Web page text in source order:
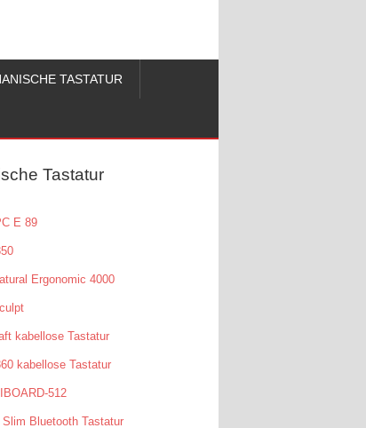
TASTATUR
Tastatur
E 89
Ergonomic 4000
kabellose Tastatur
kabellose Tastatur
512
Bluetooth Tastatur